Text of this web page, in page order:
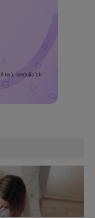
8 tisíc sledujících